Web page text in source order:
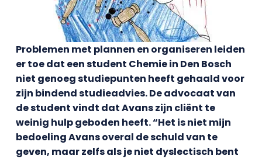
Problemen met plannen en organiseren leiden
er toe dat een student Chemie in Den Bosch
niet genoeg studiepunten heeft gehaald voor
zijn bindend studieadvies. De advocaat van
de student vindt dat Avans zijn cliënt te
weinig hulp geboden heeft. “Het is niet mijn
bedoeling Avans overal de schuld van te
geven, maar zelfs als je niet dyslectisch bent